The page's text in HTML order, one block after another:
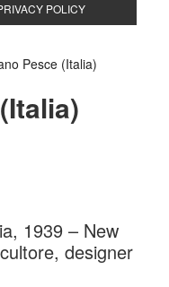
POLICY
Pesce (Italia)
1939 – New
designer